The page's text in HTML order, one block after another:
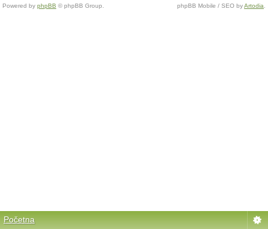
Powered by phpBB © phpBB Group. phpBB Mobile / SEO byArtodia
Početna